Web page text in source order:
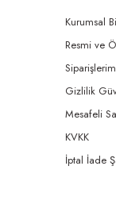
Kurumsal
Resmi ve
Siparişlerim
Gizlilik
Mesafeli
KVKK
İptal İade